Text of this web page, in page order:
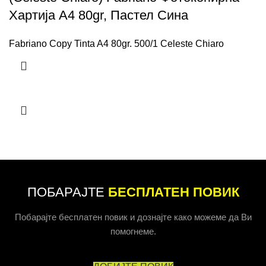
Хартија A4 80gr, Пастел Сина
Fabriano Copy Tinta A4 80gr. 500/1 Celeste Chiaro
ПОБАРАЈТЕ БЕСПЛАТЕН ПОВИК
Побарајте бесплатен повик и дознајте како можеме да Ви
помогнеме.